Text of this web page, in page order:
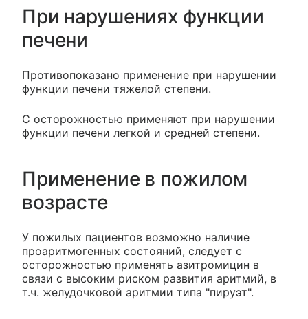
При нарушениях функции
печени
Противопоказано применение при нарушении
функции печени тяжелой степени.
С осторожностью применяют при нарушении
функции печени легкой и средней степени.
Применение в пожилом
возрасте
У пожилых пациентов возможно наличие
проаритмогенных состояний, следует с
осторожностью применять азитромицин в
связи с высоким риском развития аритмий, в
т.ч. желудочковой аритмии типа "пируэт".